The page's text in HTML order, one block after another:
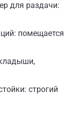
для раздачи:
помещается
строгий